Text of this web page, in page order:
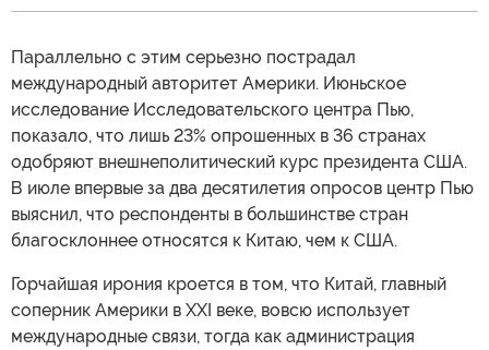
Параллельно с этим серьезно пострадал
международный авторитет Америки. Июньское
исследование Исследовательского центра Пью,
показало, что лишь 23% опрошенных в 36 странах
одобряют внешнеполитический курс президента США.
В июле впервые за два десятилетия опросов центр Пью
выяснил, что респонденты в большинстве стран
благосклоннее относятся к Китаю, чем к США.
Горчайшая ирония кроется в том, что Китай, главный
соперник Америки в XXI веке, вовсю использует
международные связи, тогда как администрация